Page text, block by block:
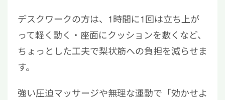
デスクワークの方は、1時間に1回は立ち上が
って軽く動く・座面にクッションを敷くなど、
ちょっとした工夫で梨状筋への負担を減らせま
す。
強い圧迫マッサージや無理な運動で「効かせよ